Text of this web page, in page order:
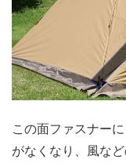
この面ファスナー
がなくなり、風な